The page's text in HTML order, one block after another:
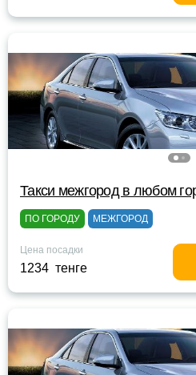
Такси межгород в любом
ПО ГОРОДУ МЕЖГОРОД
Цена посадки
1234 тенге